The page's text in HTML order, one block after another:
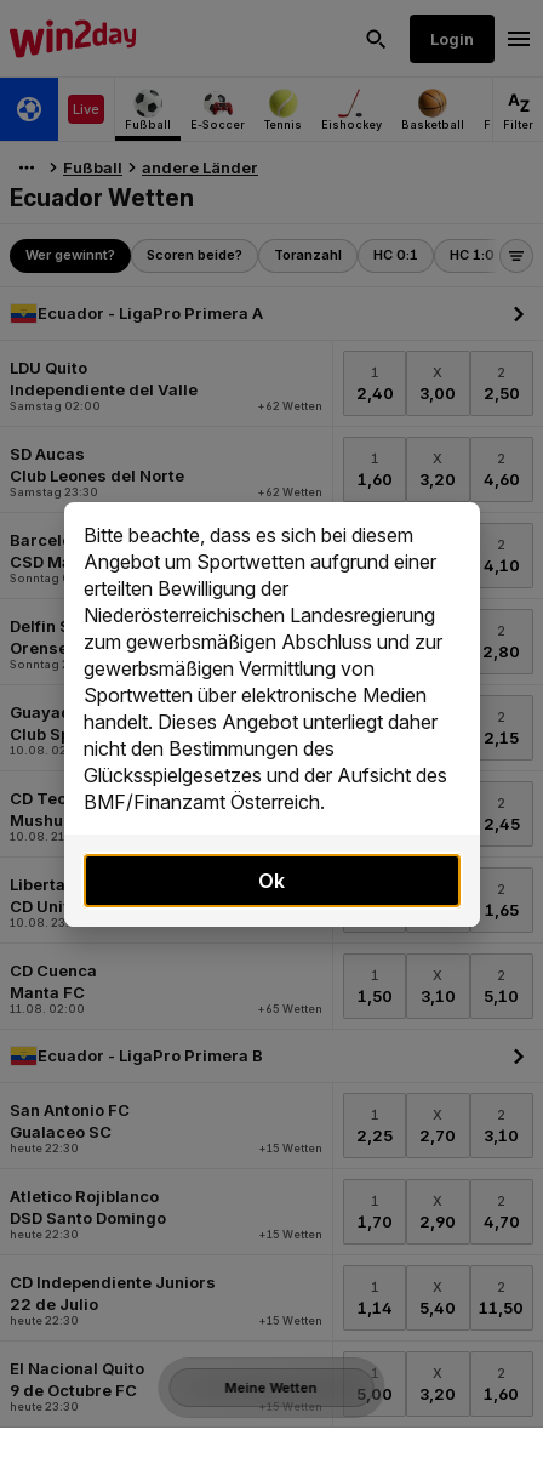
Bitte beachte, dass es sich bei diesem
Angebot um Sportwetten aufgrund einer
erteilten Bewilligung der
Niederösterreichischen Landesregierung
zum gewerbsmäßigen Abschluss und zur
gewerbsmäßigen Vermittlung von
Sportwetten über elektronische Medien
handelt. Dieses Angebot unterliegt daher
nicht den Bestimmungen des
Glücksspielgesetzes und der Aufsicht des
BMF/Finanzamt Österreich.
Ok